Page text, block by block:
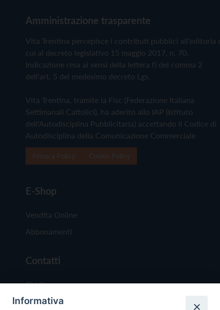
Amministrazione trasparente
Vita Trentina percepisce i contributi pubblici all'editoria
cui al decreto legislativo 15 maggio 2017, n. 70.
Indicazione resa ai sensi della lettera f) del comma 2
dell'art. 5 del medesimo decreto Lgs.
Vita Trentina, tramite la Fisc (Federazione Italiana
Settimanali Cattolici), ha aderito allo IAP (Istituto
dell'Autodisciplina Pubblicitaria) accettando il Codice di
Autodisciplina della Comunicazione Commerciale
E-Shop
Vendita Online
Abbonamenti
Contatti
Chi Siamo
Redazione
Informativa